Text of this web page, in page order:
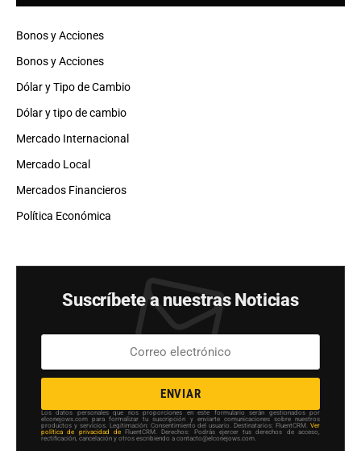
Bonos y Acciones
Bonos y Acciones
Dólar y Tipo de Cambio
Dólar y tipo de cambio
Mercado Internacional
Mercado Local
Mercados Financieros
Política Económica
Suscríbete a nuestras Noticias
ENVIAR
Los datos personales que nos proporciones en este formulario serán gestionados por
elconejows.com para formalizar tu suscripción y enviarte comunicaciones sobre nuestros
productos y servicios. Legitimación: Consentimiento del usuario. Destinatarios: FluentCRM. Ver
política de privacidad de
FluentCRM. Derechos: Podrás ejercer tus derechos de acceso,
rectificación, cancelación y otros escribiendo a contacto@elconejows.com.